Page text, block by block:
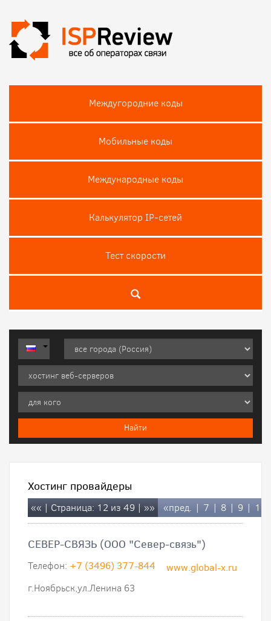
Междугородние коды
Мобильные коды
Международные коды
Калькулятор IP-сетей
Тест скороcти
Хостинг провайдеры
«« | Страница: 12 из 49 | »» «пред. | 7 | 8 | 9 | 10
СЕВЕР-СВЯЗЬ (ООО "Север-связь")
www.global-x.ru
Телефон: +7 (3496) 377-844
г.Ноябрьск,ул.Ленина 63